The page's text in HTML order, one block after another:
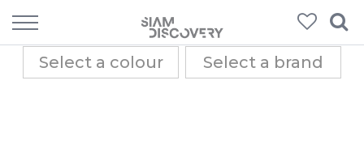
MENU
Select a colour Select a brand